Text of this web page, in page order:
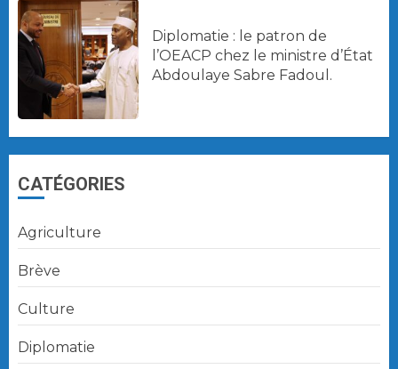
Diplomatie : le patron de
l’OEACP chez le ministre d’État
Abdoulaye Sabre Fadoul.
CATÉGORIES
Agriculture
Brève
Culture
Diplomatie